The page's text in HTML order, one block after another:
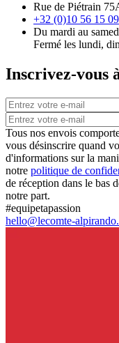
Rue de Piétrain
+32 (0)10 56 15 09
Du mardi au
Fermé les lundi,
Inscrivez-vous
Tous nos envois
vous désinscrire quand
d'informations sur la
notre politique de
de réception dans le bas
notre part.
#equipetapassion
hello@lecomte-